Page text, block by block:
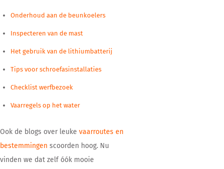
Onderhoud aan de beunkoelers
Inspecteren van de mast
Het gebruik van de lithiumbatterij
Tips voor schroefasinstallaties
Checklist werfbezoek
Vaarregels op het water
Ook de blogs over leuke vaarroutes en
bestemmingen scoorden hoog. Nu
vinden we dat zelf óók mooie